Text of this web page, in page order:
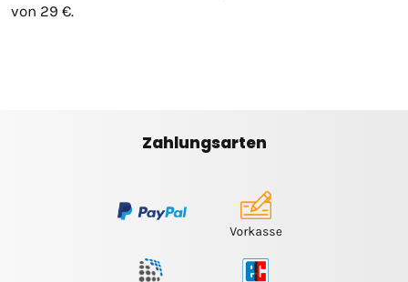
von 29 €.
Zahlungsarten